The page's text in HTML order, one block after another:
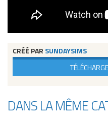
CRÉÉ PAR SUNDAYSIMS
DANS LA MÊME